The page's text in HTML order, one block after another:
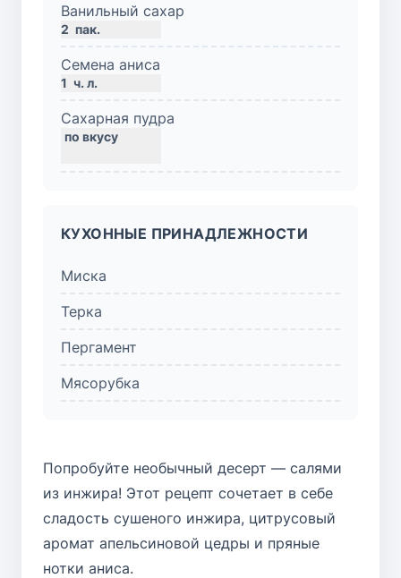
Ванильный сахар
2 пак.
Семена аниса
1 ч. л.
Сахарная пудра
КУХОННЫЕ ПРИНАДЛЕЖНОСТИ
Миска
Терка
Пергамент
Мясорубка
Попробуйте необычный десерт — салями
из инжира! Этот рецепт сочетает в себе
сладость сушеного инжира, цитрусовый
аромат апельсиновой цедры и пряные
нотки аниса.